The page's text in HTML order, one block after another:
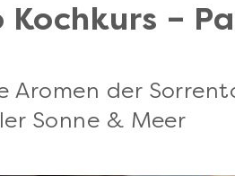
–
Aromen der
Sonne & Meer